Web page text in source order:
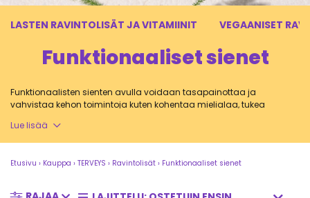
LASTEN RAVINTOLISÄT JA VITAMIINIT VEGAANISET
Funktionaaliset sienet
Funktionaalisten sienten avulla voidaan tasapainottaa ja
vahvistaa kehon toimintoja kuten kohentaa mielialaa, tukea
laadukkaisiin sienivalmisteisiin ja tue kokonaisvaltaista terveyttä
tilaamalla omasi!
Lue lisää
Etusivu › Kauppa › TERVEYS › Ravintolisät › Funktionaaliset sienet